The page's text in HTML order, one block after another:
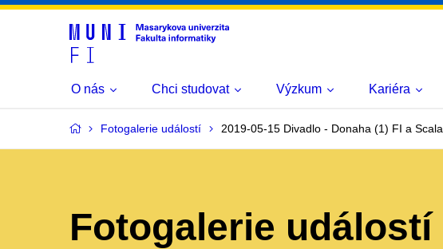
O nás Chci studovat Výzkum Kariéra
Fotogalerie událostí 2019-05-15 Divadlo - Donaha (1) FI a Scala
Fotogalerie událostí